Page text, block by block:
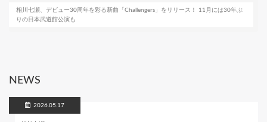
相川七瀬、デビュー30周年を彩る新曲「Challengers」をリリース！ 11月には30年ぶ
りの日本武道館公演も
NEWS
2026.05.17